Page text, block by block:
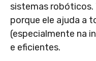
sistemas robóticos.
porque ele ajuda a
(especialmente na
e eficientes.